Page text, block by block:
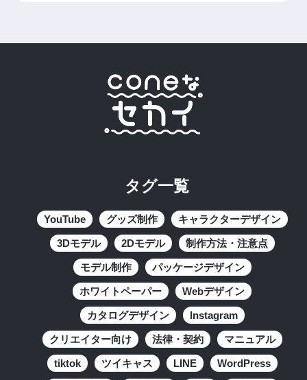
タグ一覧
YouTube グッズ制作 キャラクターデザイン
3Dモデル 2Dモデル 制作方法・注意点
モデル制作 パッケージデザイン
ホワイトペーパー Webデザイン
カタログデザイン Instagram
クリエイター向け 法律・契約 マニュアル
tiktok ツイキャス LINE WordPress